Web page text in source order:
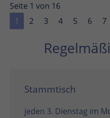
Seite 1 von 16
1
2 3 4 5 6 7
Stammtisch
jeden 3. Dienstag im